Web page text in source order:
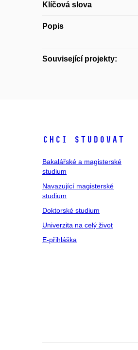
Klíčová slova
Popis
Související projekty:
Chci studovat
Bakalářské a magisterské
studium
Navazující magisterské
studium
Doktorské studium
Univerzita na celý život
E-přihláška